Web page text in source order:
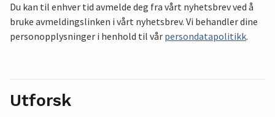
Du kan til enhver tid avmelde deg fra vårt nyhetsbrev ved å
bruke avmeldingslinken i vårt nyhetsbrev. Vi behandler dine
personopplysninger i henhold til vår persondatapolitikk.
Utforsk